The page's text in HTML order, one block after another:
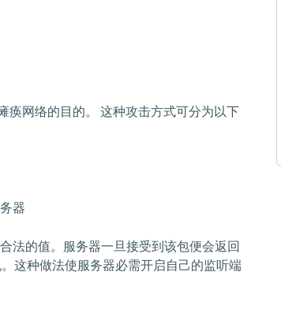
痪网络的目的。 这种攻击方式可分为以下
器
法的值。服务器一旦接受到该包便会返回
这种做法使服务器必需开启自己的监听端